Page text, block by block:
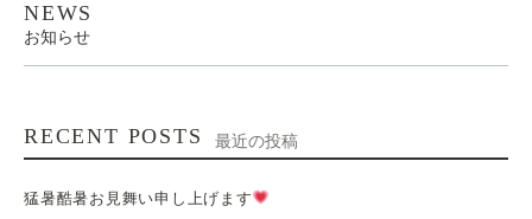
NEWS
お知らせ
RECENT POSTS 最近の投稿
猛暑酷暑お見舞い申し上げます